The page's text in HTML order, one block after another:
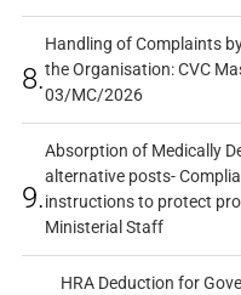
8.
Handling of Complaints
the Organisation: CVC
03/MC/2026
9.
Absorption of Medically
alternative posts-
instructions to protect
Ministerial Staff
HRA Deduction for